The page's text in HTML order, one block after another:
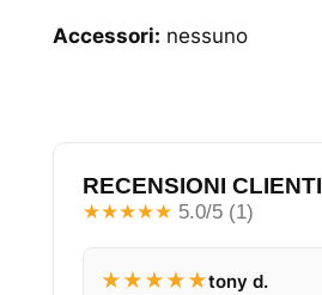
Accessori: nessuno
RECENSIONI CLIENTI
★★★★★ 5.0/5 (1)
★ ★ ★ ★ ★tony d.